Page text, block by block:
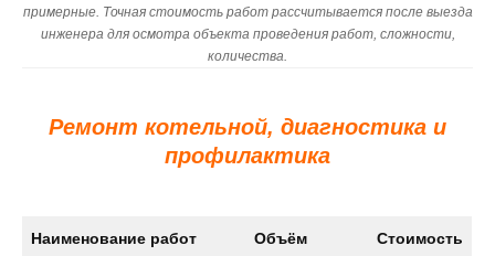
примерные. Точная стоимость работ рассчитывается после выезда
инженера для осмотра объекта проведения работ, сложности,
количества.
Ремонт котельной, диагностика и
профилактика
Наименование работ Объём Стоимость